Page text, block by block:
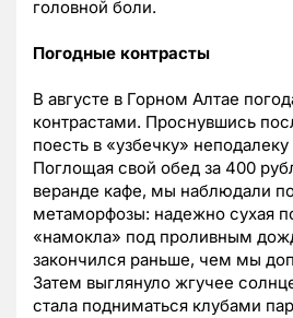
головной боли.
Погодные контрасты
В августе в Горном Алтае
контрастами. Проснувшись
поесть в «узбечку» неподалеку
Поглощая свой обед за 400
веранде кафе, мы наблюдали
метаморфозы: надежно сухая
«намокла» под проливным
закончился раньше, чем мы
Затем выглянуло жгучее
стала подниматься клубами